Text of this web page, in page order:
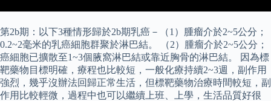
第2b期：以下3種情形歸於2b期乳癌－（1）腫瘤介於2~5公分；
0.2~2毫米的乳癌細胞群聚於淋巴結。 （2）腫瘤介於2~5公分；
癌細胞已擴散至1~3個腋窩淋巴結或靠近胸骨的淋巴結。 因為標
靶藥物目標明確，療程也比較短，一般化療持續2~3週，副作用
強烈，幾乎沒辦法回歸正常生活，但標靶藥物治療時間較短，副
作用比較輕微，過程中也可以繼續上班、上學，生活品質好很